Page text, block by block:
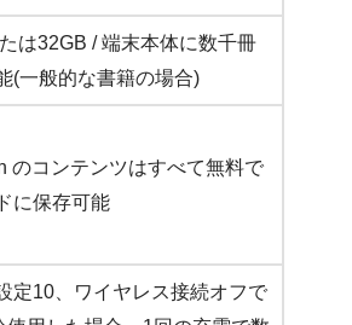
は32GB / 端末本体に数千冊
(一般的な書籍の場合)
のコンテンツはすべて無料で
に保存可能
定10、ワイヤレス接続オフで